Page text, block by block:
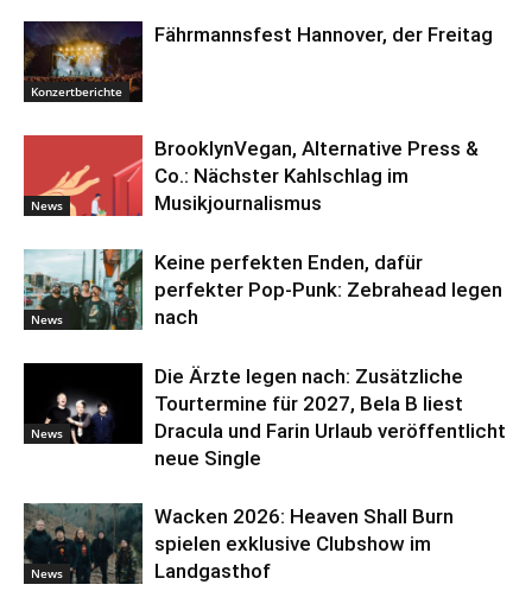
Konzertberichte
Fährmannsfest Hannover, der Freitag
News
BrooklynVegan, Alternative Press &
Co.: Nächster Kahlschlag im
Musikjournalismus
News
Keine perfekten Enden, dafür
perfekter Pop-Punk: Zebrahead legen
nach
News
Die Ärzte legen nach: Zusätzliche
Tourtermine für 2027, Bela B liest
Dracula und Farin Urlaub veröffentlicht
neue Single
News
Wacken 2026: Heaven Shall Burn
spielen exklusive Clubshow im
Landgasthof